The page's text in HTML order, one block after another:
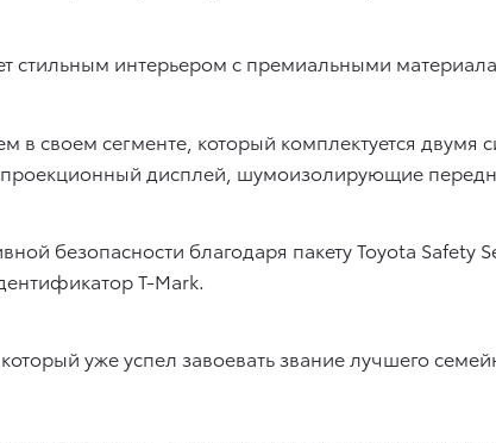
стильным интерьером с премиальными
своем сегменте, который комплектуется двумя
дисплей, шумоизолирующие
безопасности благодаря пакету Toyota Safety
T-Mark.
уже успел завоевать звание лучшего